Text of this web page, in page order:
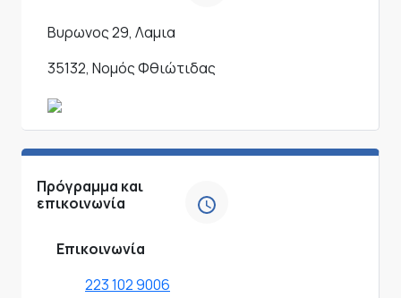
Βυρωνος 29, Λαμια
35132, Νομός Φθιώτιδας
Πρόγραμμα και
επικοινωνία
Επικοινωνία
223 102 9006